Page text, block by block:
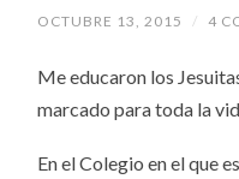
OCTUBRE 13, 2015 / 4
Me educaron los
marcado para toda la
En el Colegio en el que